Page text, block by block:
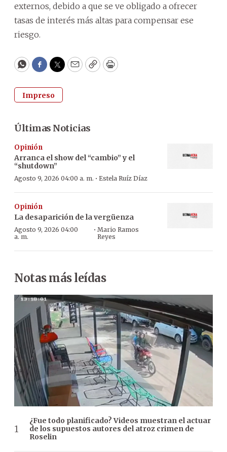
externos, debido a que se ve obligado a ofrecer
tasas de interés más altas para compensar ese
riesgo.
WhatsApp
Facebook
Twitter
EmailCopyPrint
Impreso
Últimas Noticias
Opinión
Arranca el show del “cambio” y el
“shutdown”
Agosto 9, 2026 04:00 a. m. · Estela Ruíz Díaz
Opinión
La desaparición de la vergüenza
Agosto 9, 2026 04:00
a. m.
· Mario Ramos
Reyes
Notas más leídas
¿Fue todo planificado? Videos muestran el actuar
de los supuestos autores del atroz crimen de
Roselin